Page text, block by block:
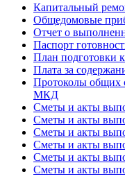
Капитальный
Общедомовые
Отчет о
Паспорт
План подготовки
Плата за
Протоколы общих
МКД
Сметы и акты
Сметы и акты
Сметы и акты
Сметы и акты
Сметы и акты
Сметы и акты